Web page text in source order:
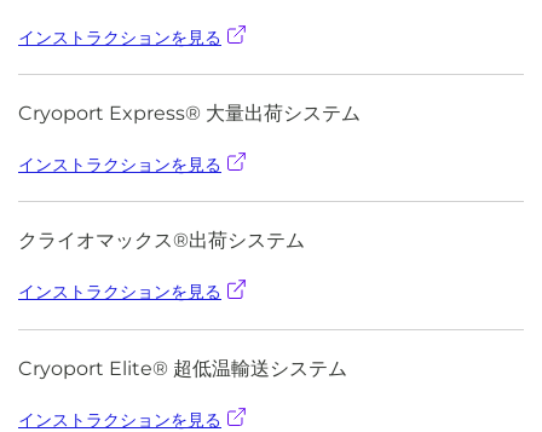
インストラクションを見る
Cryoport Express® 大量出荷システム
インストラクションを見る
クライオマックス®出荷システム
インストラクションを見る
Cryoport Elite® 超低温輸送システム
インストラクションを見る